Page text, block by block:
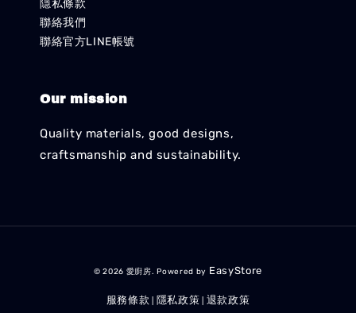
隱私條款
聯絡我們
聯絡官方LINE帳號
Our mission
Quality materials, good designs,
craftsmanship and sustainability.
© 2026 愛廚房. Powered by EasyStore
服務條款 隱私政策 退款政策